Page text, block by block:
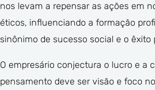
nos levam a repensar as ações em
éticos, influenciando a formação
sinônimo de sucesso social e o
O empresário conjectura o lucro e a
pensamento deve ser visão e foco